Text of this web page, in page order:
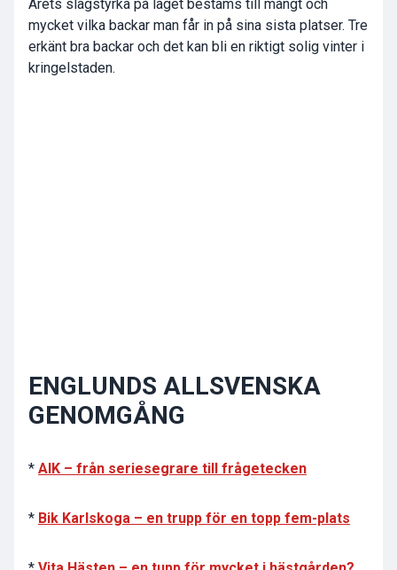
Årets slagstyrka på laget bestäms till mångt och
mycket vilka backar man får in på sina sista platser. Tre
erkänt bra backar och det kan bli en riktigt solig vinter i
kringelstaden.
ENGLUNDS ALLSVENSKA
GENOMGÅNG
* AIK – från seriesegrare till frågetecken
* Bik Karlskoga – en trupp för en topp fem-plats